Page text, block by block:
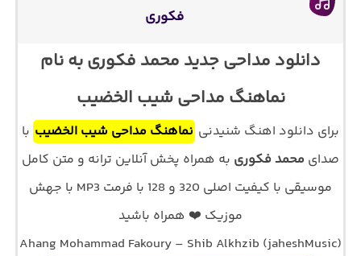
فکوری
دانلود مداحی جدید محمد فکوری به نام
نماهنگ مداحی شیب الخضیب
برای دانلود اهنگ شنیدنی نماهنگ مداحی شیب الخضیب با
صدای محمد فکوری به همراه پخش آنلاین ترانه و متن کامل
موسیقی با کیفیت اصلی 320 و 128 با فرمت MP3 با جهش
موزیک ❤️ همراه باشید
Ahang Mohammad Fakoury – Shib Alkhzib (jaheshMusic)